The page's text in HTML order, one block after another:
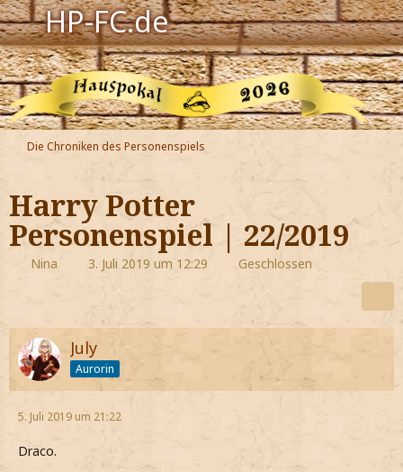
HP-FC.de
Navigation
Harry Potter
Der HP-FC
Hogwarts
Zauberwelt
Willkommen
Jetzt Fanclub-Mitglied werden!
Die Chroniken des Personenspiels
Harry Potter
Personenspiel | 22/2019
Nina 3. Juli 2019 um 12:29 Geschlossen
July
Aurorin
5. Juli 2019 um 21:22
Draco.